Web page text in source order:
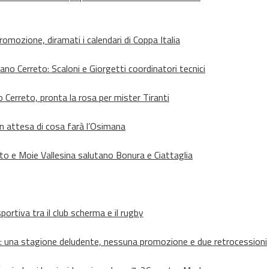
diramati i calendari di Coppa Italia
Cerreto: Scaloni e Giorgetti coordinatori tecnici
Cerreto, pronta la rosa per mister Tiranti
di cosa farà l’Osimana
e Moie Vallesina salutano Bonura e Ciattaglia
tra il club scherma e il rugby
una stagione deludente, nessuna promozione e due retrocessioni